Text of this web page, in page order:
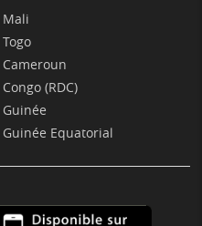
Mali
Togo
Cameroun
Congo (RDC)
Guinée
Guinée Equatorial